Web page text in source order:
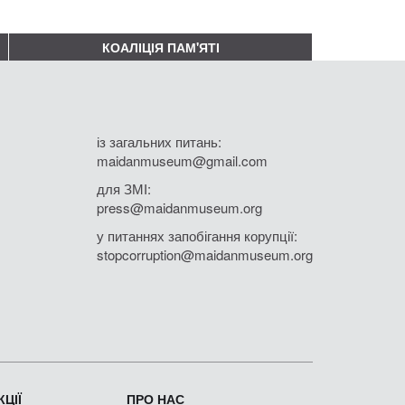
КОАЛІЦІЯ ПАМ'ЯТІ
із загальних питань:
maidanmuseum@gmail.com
для ЗМІ:
press@maidanmuseum.org
у питаннях запобігання корупції:
stopcorruption@maidanmuseum.org
ПРО НАС